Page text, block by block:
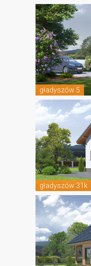
gładyszów 5
gładyszów 31k